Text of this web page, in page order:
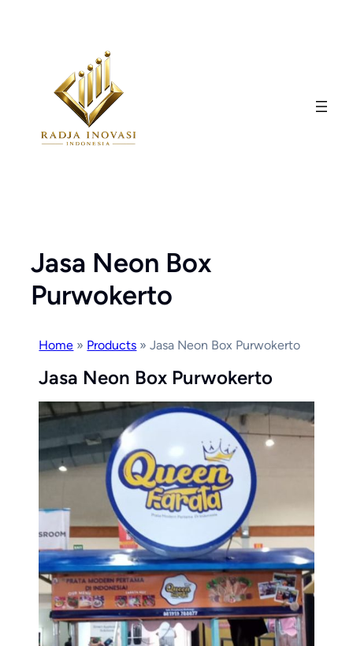
Jasa Neon Box
Purwokerto
Home » Products »Jasa Neon Box Purwokerto
Jasa Neon Box Purwokerto